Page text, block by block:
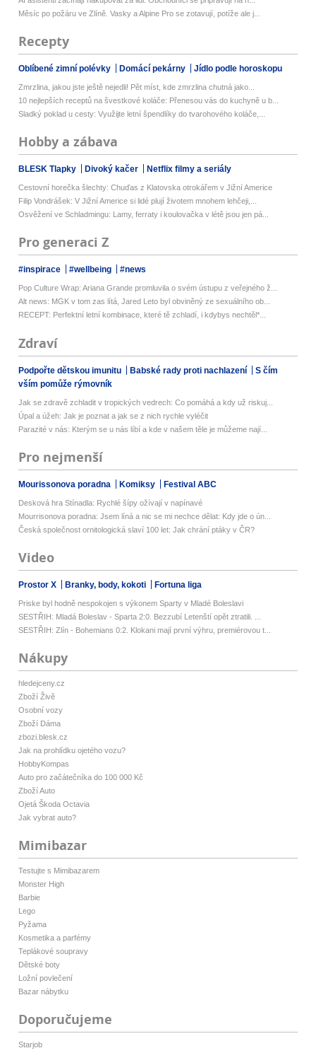
Měsíc po požáru ve Zlíně. Vasky a Alpine Pro se zotavují, potíže ale j...
Recepty
Oblíbené zimní polévky Domácí pekárny Jídlo podle horoskopu
Zmrzlina, jakou jste ještě nejedli! Pět míst, kde zmrzlina chutná jako...
10 nejlepších receptů na švestkové koláče: Přenesou vás do kuchyně u b...
Sladký poklad u cesty: Využijte letní špendlíky do tvarohového koláče,...
Hobby a zábava
BLESK Tlapky Divoký kačer Netflix filmy a seriály
Cestovní horečka šlechty: Chuďas z Klatovska otrokářem v Jižní Americe
Filip Vondrášek: V Jižní Americe si lidé plují životem mnohem lehčeji,...
Osvěžení ve Schladmingu: Lamy, ferraty i koulovačka v létě jsou jen pá...
Pro generaci Z
#inspirace #wellbeing #news
Pop Culture Wrap: Ariana Grande promluvila o svém ústupu z veřejného ž...
Alt news: MGK v tom zas lítá, Jared Leto byl obviněný ze sexuálního ob...
RECEPT: Perfektní letní kombinace, které tě zchladí, i kdybys nechtěl*...
Zdraví
Podpořte dětskou imunitu Babské rady proti nachlazení
S čím
vším pomůže rýmovník
Jak se zdravě zchladit v tropických vedrech: Co pomáhá a kdy už riskuj...
Úpal a úžeh: Jak je poznat a jak se z nich rychle vyléčit
Parazité v nás: Kterým se u nás líbí a kde v našem těle je můžeme nají...
Pro nejmenší
Mourissonova poradna Komiksy Festival ABC
Desková hra Stínadla: Rychlé šípy ožívají v napínavé
Mourrisonova poradna: Jsem líná a nic se mi nechce dělat: Kdy jde o ún...
Česká společnost ornitologická slaví 100 let: Jak chrání ptáky v ČR?
Video
Prostor X Branky, body, kokoti Fortuna liga
Priske byl hodně nespokojen s výkonem Sparty v Mladé Boleslavi
SESTŘIH: Mladá Boleslav - Sparta 2:0. Bezzubí Letenští opět ztratili. ...
SESTŘIH: Zlín - Bohemians 0:2. Klokani mají první výhru, premiérovou t...
Nákupy
hledejceny.cz
Zboží Živě
Osobní vozy
Zboží Dáma
zbozi.blesk.cz
Jak na prohlídku ojetého vozu?
HobbyKompas
Auto pro začátečníka do 100 000 Kč
Zboží Auto
Ojetá Škoda Octavia
Jak vybrat auto?
Mimibazar
Testujte s Mimibazarem
Monster High
Barbie
Lego
Pyžama
Kosmetika a parfémy
Teplákové soupravy
Dětské boty
Ložní povlečení
Bazar nábytku
Doporučujeme
Starjob